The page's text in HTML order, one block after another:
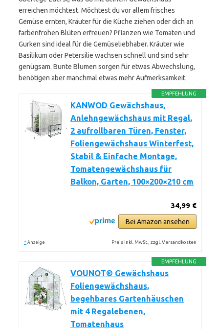
erreichen möchtest. Möchtest du vor allem frisches
Gemüse ernten, Kräuter für die Küche ziehen oder dich an
farbenfrohen Blüten erfreuen? Pflanzen wie Tomaten und
Gurken sind ideal für die Gemüseliebhaber. Kräuter wie
Basilikum oder Petersilie wachsen schnell und sind sehr
genügsam. Bunte Blumen sorgen für etwas Abwechslung,
benötigen aber manchmal etwas mehr Aufmerksamkeit.
EMPFEHLUNG
KANWOD Gewächshaus,
Anlehngewächshaus mit Regal,
2 aufrollbaren Türen, Fenster,
Foliengewächshaus Winterfest,
Stabil & Einfache Montage,
Tomatengewächshaus für
Balkon, Garten, 100×200×210 cm
34,99 €
Bei Amazon ansehen
* Anzeige Preis inkl. MwSt., zzgl. Versandkosten
EMPFEHLUNG
VOUNOT® Gewächshaus
Foliengewächshaus,
begehbares Gartenhäuschen
mit 4 Regalebenen,
Tomatenhaus